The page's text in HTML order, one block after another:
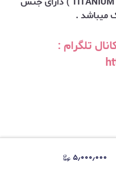
۵٫۰۰۰٫۰۰۰
میباشد .
تلگرام :